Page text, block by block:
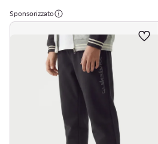
Sponsorizzato